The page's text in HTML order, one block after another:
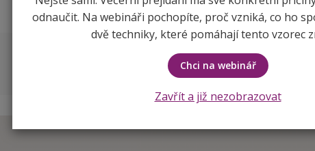
ÚVOD O MNĚ SLUŽBY A
Recepty Lilková
Nejste sami. Večerní přejídání má své konkrétní
odnaučit. Na webináři pochopíte, proč vzniká, co ho
dvě techniky, které pomáhají tento vzorec
Chci na webinář
Zavřít a již nezobrazovat